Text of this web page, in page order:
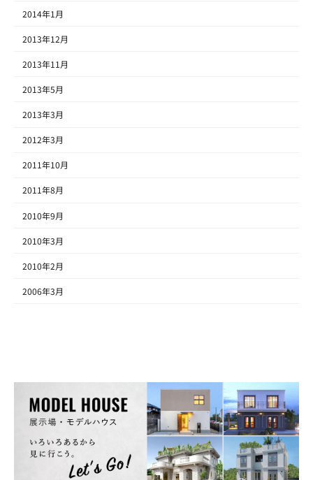
2014年1月
2013年12月
2013年11月
2013年5月
2013年3月
2012年3月
2011年10月
2011年8月
2010年9月
2010年3月
2010年2月
2006年3月